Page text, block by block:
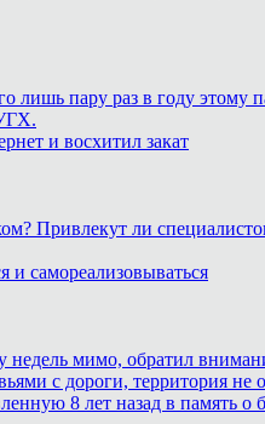
пару раз в году этому
и восхитил закат
Привлекут ли
и самореализовываться
мимо, обратил
с дороги, территория
8 лет назад в память о